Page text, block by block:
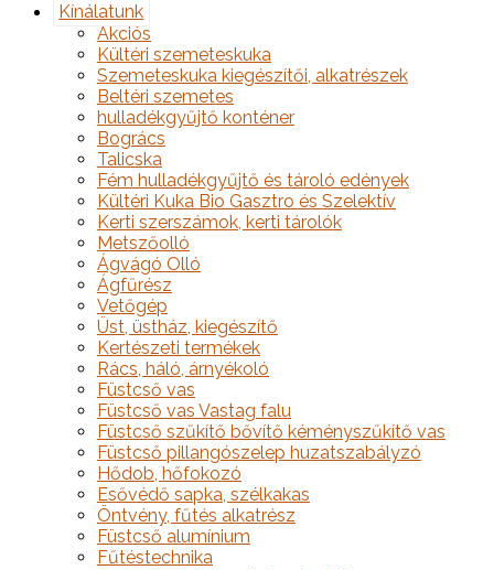
Kínálatunk
Akciós
Kültéri szemeteskuka
Szemeteskuka kiegészítői, alkatrészek
Beltéri szemetes
hulladékgyűjtő konténer
Bogrács
Talicska
Fém hulladékgyűjtő és tároló edények
Kültéri Kuka Bio Gasztro és Szelektív
Kerti szerszámok, kerti tárolók
Metszőolló
Ágvágó Olló
Ágfűrész
Vetőgép
Üst, üstház, kiegészítő
Kertészeti termékek
Rács, háló, árnyékoló
Füstcső vas
Füstcső vas Vastag falu
Füstcső szűkítő bővítő kéményszűkítő vas
Füstcső pillangószelep huzatszabályzó
Hődob, hőfokozó
Esővédő sapka, szélkakas
Öntvény, fűtés alkatrész
Füstcső alumínium
Fűtéstechnika